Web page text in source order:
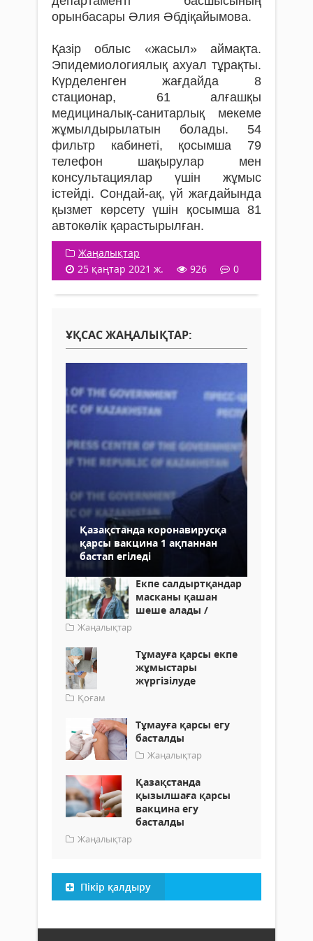
орынбасары Әлия Әбдіқайымова.
Қазір облыс «жасыл» аймақта.
Эпидемиологиялық ахуал тұрақты.
Күрделенген жағдайда 8
стационар, 61 алғашқы
медициналық-санитарлық мекеме
жұмылдырылатын болады. 54
фильтр кабинеті, қосымша 79
телефон шақырулар мен
консультациялар үшін жұмыс
істейді. Сондай-ақ, үй жағдайында
қызмет көрсету үшін қосымша 81
автокөлік қарастырылған.
Жаңалықтар
25 қаңтар 2021 ж.
926 0
ҰҚСАС ЖАҢАЛЫҚТАР:
Қазақстанда коронавирусқа
қарсы вакцина 1 ақпаннан
бастап егіледі
Екпе салдыртқандар
масканы қашан
шеше алады /
Жаңалықтар
Тұмауға қарсы екпе
жұмыстары
жүргізілуде
Қоғам
Тұмауға қарсы егу
басталды
Жаңалықтар
Қазақстанда
қызылшаға қарсы
вакцина егу
басталды
Жаңалықтар
Пікір қалдыру